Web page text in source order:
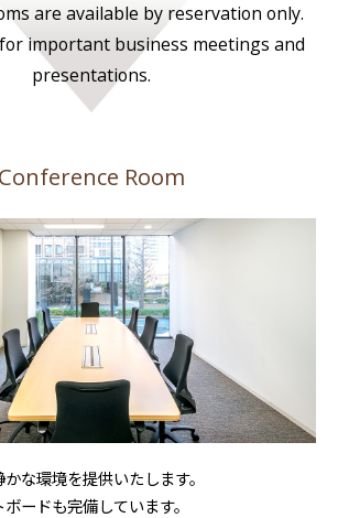
are available by reservation only.
important business meetings and
presentations.
Conference Room
な環境を提供いたします。
ードも完備しています。